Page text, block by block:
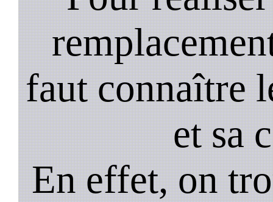
faut connaître
et sa
En effet, on